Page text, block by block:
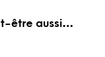
être aussi…